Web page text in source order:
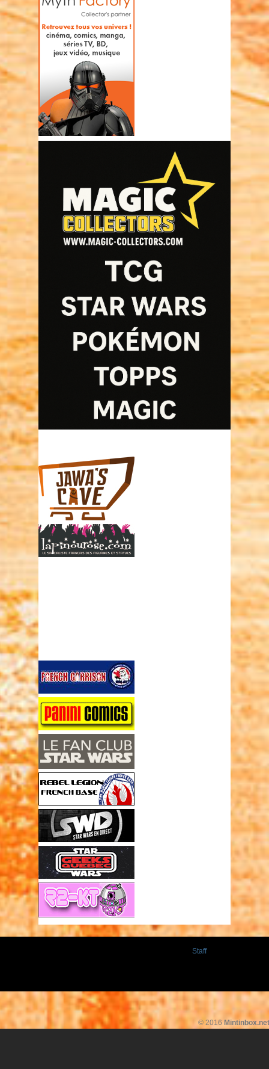
Staff
© 2016 Mintinbox.net